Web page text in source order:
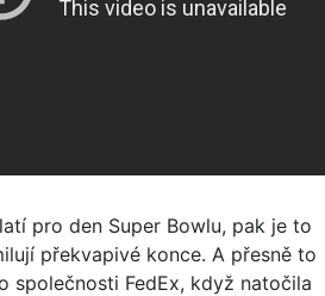
pro den Super Bowlu, pak je to
překvapivé konce. A přesně to
společnosti FedEx, když natočila